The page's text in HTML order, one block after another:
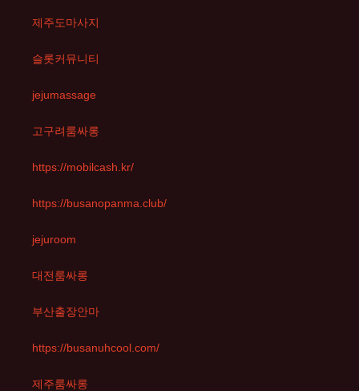
제주도마사지
슬롯커뮤니티
jejumassage
고구려룸싸롱
https://mobilcash.kr/
https://busanopanma.club/
jejuroom
대전룸싸롱
부산출장안마
https://busanuhcool.com/
제주룸싸롱